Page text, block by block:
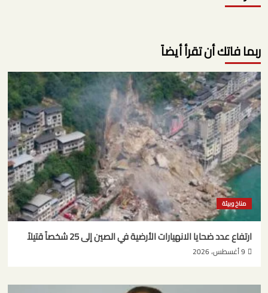
ربما فاتك أن تقرأ أيضاً
مناخ وبيئة
ارتفاع عدد ضحايا الانهيارات الأرضية في الصين إلى 25 شخصاً قتيلاً
9 أغسطس، 2026